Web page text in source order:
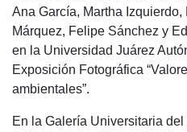
Ana García, Martha
Márquez, Felipe Sánchez y
en la Universidad Juárez
Exposición Fotográfica
ambientales”.
En la Galería Universitaria del